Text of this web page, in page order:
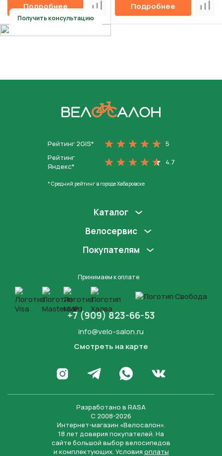
Подробнее
СравнитьПодробнее
Получить консультацию
Рейтинг 2GIS*
5
Рейтинг
Яндекс*
4.7
* Средний рейтинг в городе Хабаровске
Каталог
Велосервис
Покупателям
Принимаем к оплате
+7 (909) 823-66-53
info@velo-salon.ru
Смотреть на карте
Перейти в Инстаграм
Написать в Телеграм
Написать в WhatsApp
Перейти во
Разработано в RASA
С 2008-2026
Интернет-магазин «Велосалон».
18 лет доверия покупателей. На
сайте большой выбор велосипедов
и комплектующих. Условия оплаты